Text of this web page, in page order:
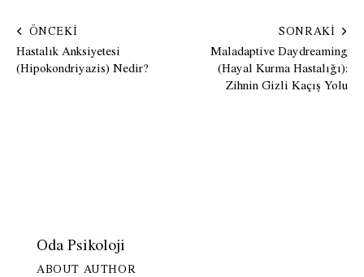
ÖNCEKI
Hastalık Anksiyetesi
(Hipokondriyazis) Nedir?
SONRAKI
Maladaptive Daydreaming
(Hayal Kurma Hastalığı):
Zihnin Gizli Kaçış Yolu
Oda Psikoloji
ABOUT AUTHOR